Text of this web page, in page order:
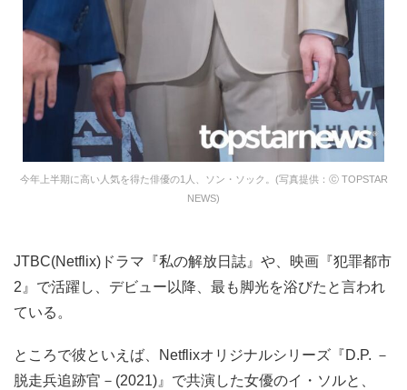
今年上半期に高い人気を得た俳優の1人、ソン・ソック。(写真提供：ⓒ TOPSTAR
NEWS)
JTBC(Netflix)ドラマ『私の解放日誌』や、映画『犯罪都市
2』で活躍し、デビュー以降、最も脚光を浴びたと言われ
ている。
ところで彼といえば、Netflixオリジナルシリーズ『D.P. －
脱走兵追跡官－(2021)』で共演した女優のイ・ソルと、